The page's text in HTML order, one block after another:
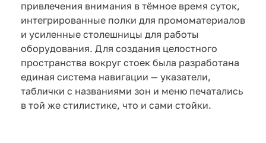
привлечения внимания в тёмное время суток,
интегрированные полки для промоматериалов
и усиленные столешницы для работы
оборудования. Для создания целостного
пространства вокруг стоек была разработана
единая система навигации — указатели,
таблички с названиями зон и меню печатались
в той же стилистике, что и сами стойки.